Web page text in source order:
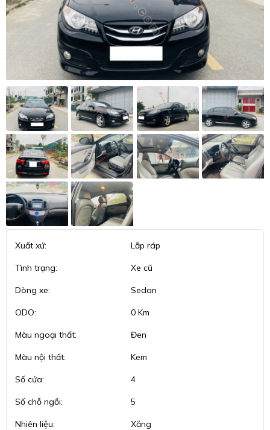
Xuất xứ: Lắp ráp
Tình trạng: Xe cũ
Dòng xe: Sedan
ODO: 0 Km
Màu ngoại thất: Đen
Màu nội thất: Kem
Số cửa: 4
Số chỗ ngồi: 5
Nhiên liệu: Xăng